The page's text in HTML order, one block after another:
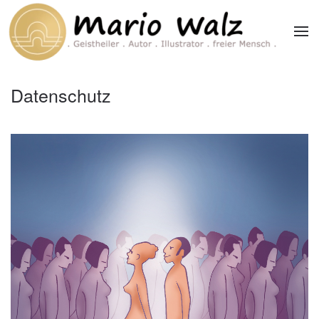
Zum Hauptinhalt springen
Datenschutz